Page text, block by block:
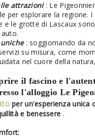
attrazioni: Le
per esplorare la regione.
e le grotte di Lascaux
: soggiornando da
su misura, come
nel cuore della
il fascino e
l'alloggio Le
per un'esperienza unica
e benessere .